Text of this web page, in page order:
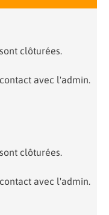
clôturées.
avec l'admin.
clôturées.
avec l'admin.